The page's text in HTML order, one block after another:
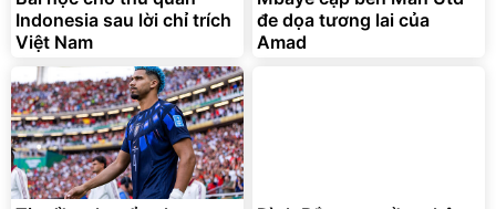
Indonesia sau lời chỉ trích
Việt Nam
đe dọa tương lai của
Amad